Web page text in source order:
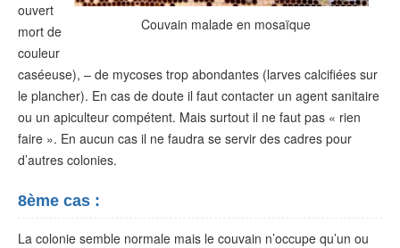
Couvain malade en mosaïque
ouvert
mort de
couleur
caséeuse), – de mycoses trop abondantes (larves calcifiées sur
le plancher). En cas de doute il faut contacter un agent sanitaire
ou un apiculteur compétent. Mais surtout il ne faut pas « rien
faire ». En aucun cas il ne faudra se servir des cadres pour
d’autres colonies.
8ème cas :
La colonie semble normale mais le couvain n’occupe qu’un ou